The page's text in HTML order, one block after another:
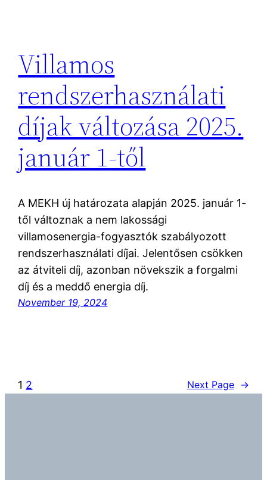
Villamos
rendszerhasználati
díjak változása 2025.
január 1-től
A MEKH új határozata alapján 2025. január 1-
től változnak a nem lakossági
villamosenergia-fogyasztók szabályozott
rendszerhasználati díjai. Jelentősen csökken
az átviteli díj, azonban növekszik a forgalmi
díj és a meddő energia díj.
November 19, 2024
1 2 Next Page →